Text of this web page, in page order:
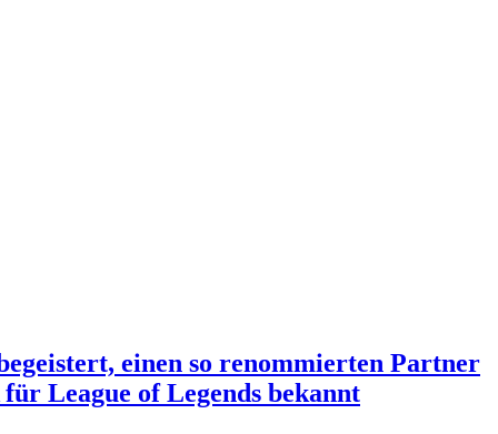
einen so renommierten Partner
League of Legends bekannt